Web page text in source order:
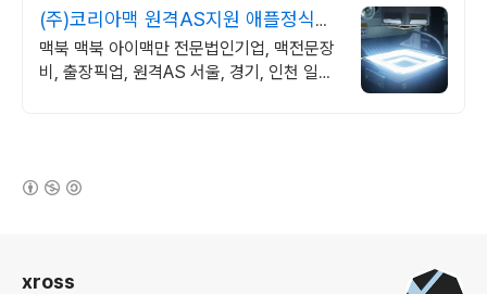
(주)코리아맥 원격AS지원 애플정식자
격보유 신속출장점검
맥북 맥북 아이맥만 전문법인기업, 맥전문장
비, 출장픽업, 원격AS 서울, 경기, 인천 일부
xross